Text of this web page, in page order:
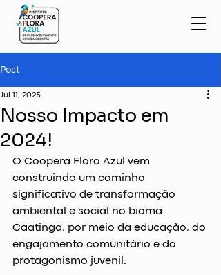
Post
Nosso Impacto em
2024!
Jul 11, 2025
O Coopera Flora Azul vem
construindo um caminho
significativo de transformação
ambiental e social no bioma
Caatinga, por meio da educação, do
engajamento comunitário e do
protagonismo juvenil.